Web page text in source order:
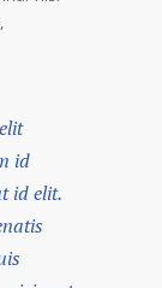
id
id elit.